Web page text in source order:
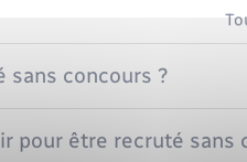
sans concours ?
pour être recruté sans